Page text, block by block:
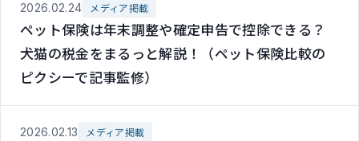
2026.02.24 メディア掲載
ペット保険は年末調整や確定申告で控除できる？
犬猫の税金をまるっと解説！（ペット保険比較の
ピクシーで記事監修）
2026.02.13 メディア掲載